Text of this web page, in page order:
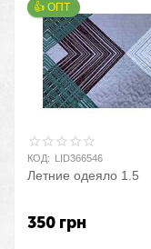
👍 ОПТ
КОД: LID366546
Летние одеяло 1.5
350 грн